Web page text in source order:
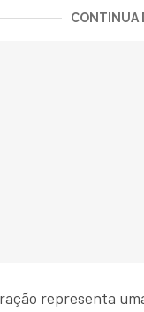
CONTINUA
representa